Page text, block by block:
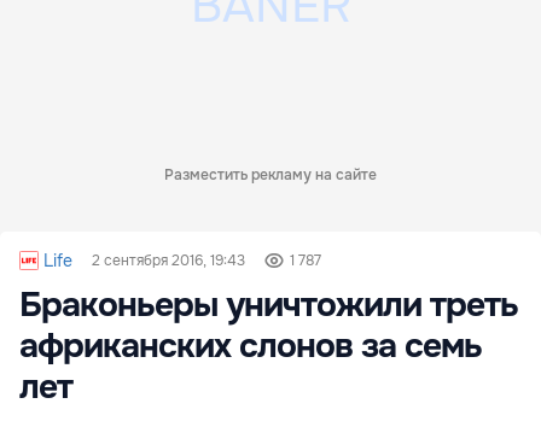
Разместить рекламу на сайте
Life 2 сентября 2016, 19:43 1 787
Браконьеры уничтожили треть
африканских слонов за семь
лет